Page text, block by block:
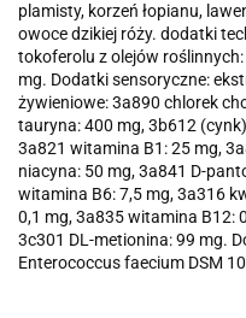
plamisty, korzeń łopianu,
owoce dzikiej róży. dodatki
tokoferolu z olejów
mg. Dodatki sensoryczne:
żywieniowe: 3a890 chlorek
tauryna: 400 mg, 3b612
3a821 witamina B1: 25 mg,
niacyna: 50 mg, 3a841 D-
witamina B6: 7,5 mg, 3a316
0,1 mg, 3a835 witamina B12:
3c301 DL-metionina: 99 mg.
Enterococcus faecium DSM